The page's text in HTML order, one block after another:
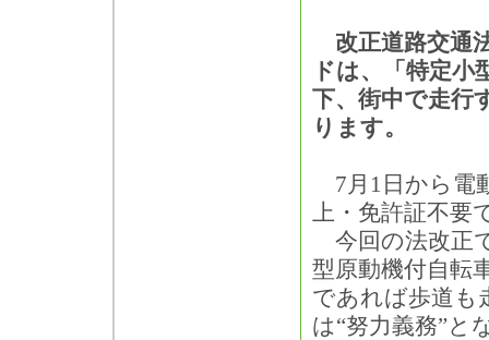
改正道路交通
ドは、「特定
下、街中で走行
ります。
7月1日から電
上・免許証不要
今回の法改正
型原動機付自転
であれば歩道も
は“努力義務”と